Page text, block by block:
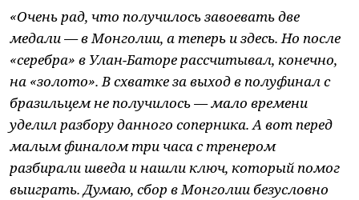
«Очень рад, что получилось завоевать две
медали — в Монголии, а теперь и здесь. Но после
«серебра» в Улан-Баторе рассчитывал, конечно,
на «золото». В схватке за выход в полуфинал с
бразильцем не получилось — мало времени
уделил разбору данного соперника. А вот перед
малым финалом три часа с тренером
разбирали шведа и нашли ключ, который помог
выиграть. Думаю, сбор в Монголии безусловно